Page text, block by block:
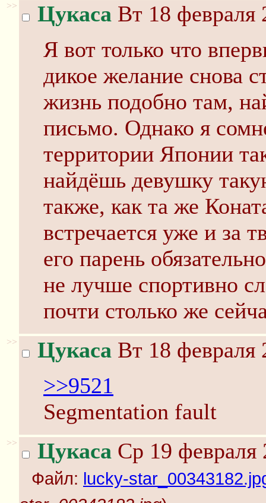
>> Цукаса Вт 18 февраля
Я вот только что
дикое желание снова
жизнь подобно там,
письмо. Однако я
территории Японии
найдёшь девушку
также, как та же
встречается уже и за
его парень
не лучше спортивно
почти столько же
>> Цукаса Вт 18 февраля
>>9521
Segmentation fault
>> Цукаса Ср 19 февраля
Файл: lucky-